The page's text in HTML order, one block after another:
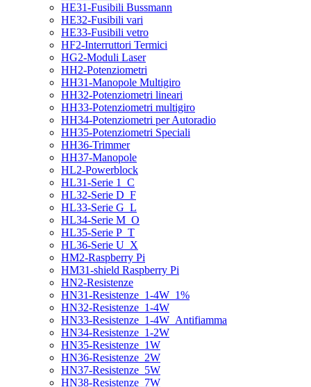
HE31-Fusibili Bussmann
HE32-Fusibili vari
HE33-Fusibili vetro
HF2-Interruttori Termici
HG2-Moduli Laser
HH2-Potenziometri
HH31-Manopole Multigiro
HH32-Potenziometri lineari
HH33-Potenziometri multigiro
HH34-Potenziometri per Autoradio
HH35-Potenziometri Speciali
HH36-Trimmer
HH37-Manopole
HL2-Powerblock
HL31-Serie 1_C
HL32-Serie D_F
HL33-Serie G_L
HL34-Serie M_O
HL35-Serie P_T
HL36-Serie U_X
HM2-Raspberry Pi
HM31-shield Raspberry Pi
HN2-Resistenze
HN31-Resistenze_1-4W_1%
HN32-Resistenze_1-4W
HN33-Resistenze_1-4W_Antifiamma
HN34-Resistenze_1-2W
HN35-Resistenze_1W
HN36-Resistenze_2W
HN37-Resistenze_5W
HN38-Resistenze_7W